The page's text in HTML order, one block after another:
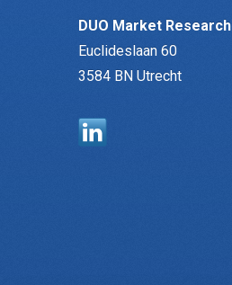
DUO Market Research
Euclideslaan 60
3584 BN Utrecht